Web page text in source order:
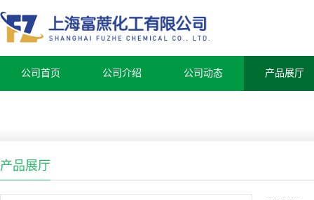
公司首页 公司介绍 公司动态 产品展厅
产品展厅